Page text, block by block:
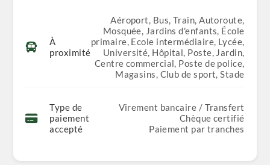
À
proximité
Aéroport, Bus, Train, Autoroute,
Mosquée, Jardins d'enfants, École
primaire, Ecole intermédiaire, Lycée,
Université, Hôpital, Poste, Jardin,
Centre commercial, Poste de police,
Magasins, Club de sport, Stade
Type de
paiement
accepté
Virement bancaire / Transfert
Chèque certifié
Paiement par tranches